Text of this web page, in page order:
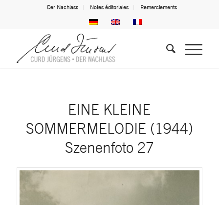
Der Nachlass Notes éditoriales Remerciements
EINE KLEINE
SOMMERMELODIE (1944)
Szenenfoto 27